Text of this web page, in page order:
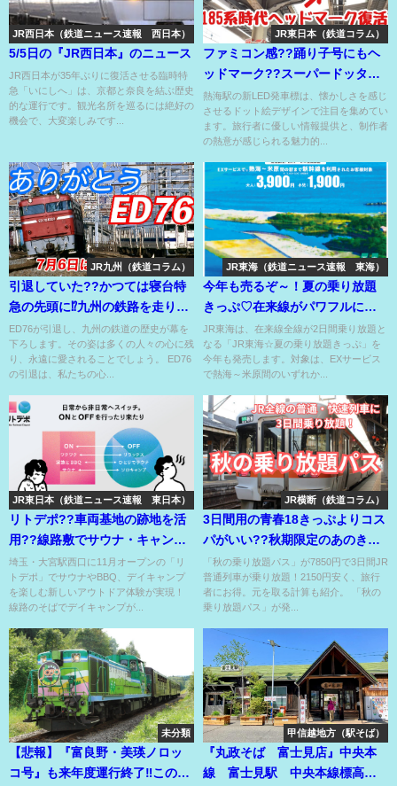
JR西日本（鉄道ニュース速報 西日本）
5/5日の『JR西日本』のニュース
JR西日本が35年ぶりに復活させる臨時特
急「いにしへ」は、京都と奈良を結ぶ歴史
的な運行です。観光名所を巡るには絶好の
機会で、大変楽しみです...
JR東日本（鉄道コラム）
ファミコン感??踊り子号にもヘ
ッドマーク??スーパードッター
が織りなす発車標??
熱海駅の新LED発車標は、懐かしさを感じ
させるドット絵デザインで注目を集めてい
ます。旅行者に優しい情報提供と、制作者
の熱意が感じられる魅力的...
JR九州（鉄道コラム）
引退していた??かつては寝台特
急の先頭に⁉九州の鉄路を走り続
けた赤い電気機関車⁉
ED76が引退し、九州の鉄道の歴史が幕を
下ろします。その姿は多くの人々の心に残
り、永遠に愛されることでしょう。 ED76
の引退は、私たちの心...
JR東海（鉄道ニュース速報 東海）
今年も売るぞ～！夏の乗り放題
きっぷ♡在来線がパワフルに乗
れ特急も特急料金追加で乗車
OK⁉
JR東海は、在来線全線が2日間乗り放題と
なる「JR東海☆夏の乗り放題きっぷ」を
今年も発売します。対象は、EXサービス
で熱海～米原間のいずれか...
JR東日本（鉄道ニュース速報 東日本）
リトデポ??車両基地の跡地を活
用??線路敷でサウナ・キャン
プ・BBQ楽しめる??
埼玉・大宮駅西口に11月オープンの「リ
トデポ」でサウナやBBQ、デイキャンプ
を楽しむ新しいアウトドア体験が実現！
線路のそばでデイキャンプが...
JR横断（鉄道コラム）
3日間用の青春18きっぷよりコス
パがいい??秋期限定のあのきっ
ぷが発売！
「秋の乗り放題パス」が7850円で3日間JR
普通列車が乗り放題！2150円安く、旅行
者にお得。元を取る計算も紹介。 「秋の
乗り放題パス」が発...
未分類
【悲報】『富良野・美瑛ノロッ
コ号』も来年度運行終了‼この夏
甲信越地方（駅そば）
『丸政そば 富士見店』中央本
線 富士見駅 中央本線標高最